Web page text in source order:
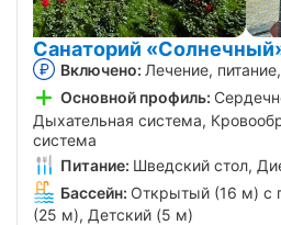
Санаторий
Включено: Лечение,
Основной профиль:
Дыхательная система,
система
Питание: Шведский стол,
Бассейн: Открытый (16 м) с
(25 м), Детский (5 м)